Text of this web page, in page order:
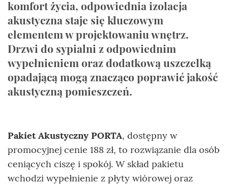
komfort życia, odpowiednia izolacja
akustyczna staje się kluczowym
elementem w projektowaniu wnętrz.
Drzwi do sypialni z odpowiednim
wypełnieniem oraz dodatkową uszczelką
opadającą mogą znacząco poprawić jakość
akustyczną pomieszczeń.
Pakiet Akustyczny PORTA, dostępny w
promocyjnej cenie 188 zł, to rozwiązanie dla osób
ceniących ciszę i spokój. W skład pakietu
wchodzi wypełnienie z płyty wiórowej oraz